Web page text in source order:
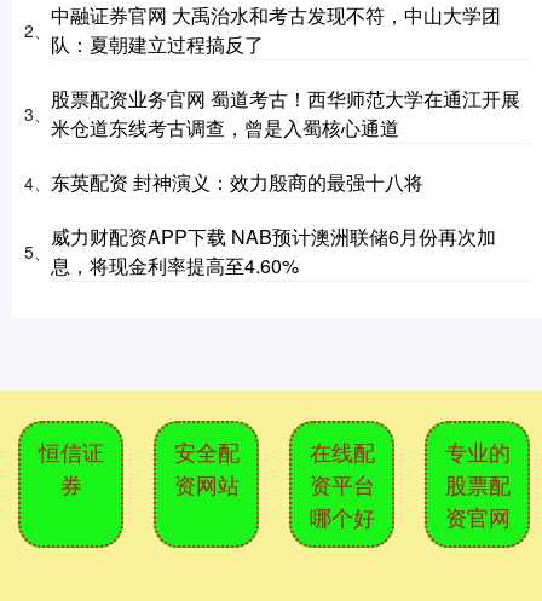
2、
中融证券官网 大禹治水和考古发现不符，中山大学团
队：夏朝建立过程搞反了
3、
股票配资业务官网 蜀道考古！西华师范大学在通江开展
米仓道东线考古调查，曾是入蜀核心通道
4、 东英配资 封神演义：效力殷商的最强十八将
5、
威力财配资APP下载 NAB预计澳洲联储6月份再次加
息，将现金利率提高至4.60%
恒信证
券
安全配
资网站
在线配
资平台
哪个好
专业的
股票配
资官网